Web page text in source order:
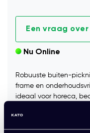
Een vraag
Nu Online
Robuuste buiten-
frame en
ideaal voor horeca,
Maak een keuze: